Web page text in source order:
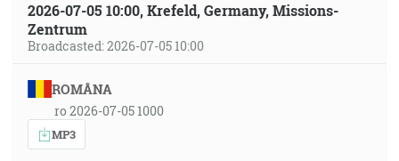
2026-07-05 10:00, Krefeld, Germany, Missions-
Zentrum
Broadcasted: 2026-07-05 10:00
ROMÂNA
ro 2026-07-05 1000
MP3